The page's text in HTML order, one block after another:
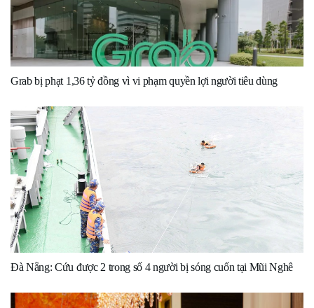
Grab bị phạt 1,36 tỷ đồng vì vi phạm quyền lợi người tiêu dùng
Đà Nẵng: Cứu được 2 trong số 4 người bị sóng cuốn tại Mũi Nghê